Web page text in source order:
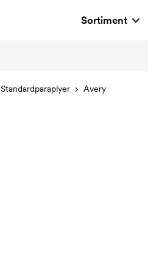
Sortiment
Standardparaplyer Avery